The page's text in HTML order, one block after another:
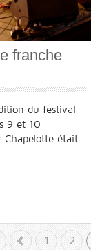
franche
du festival
9 et 10
Chapelotte était
1 2